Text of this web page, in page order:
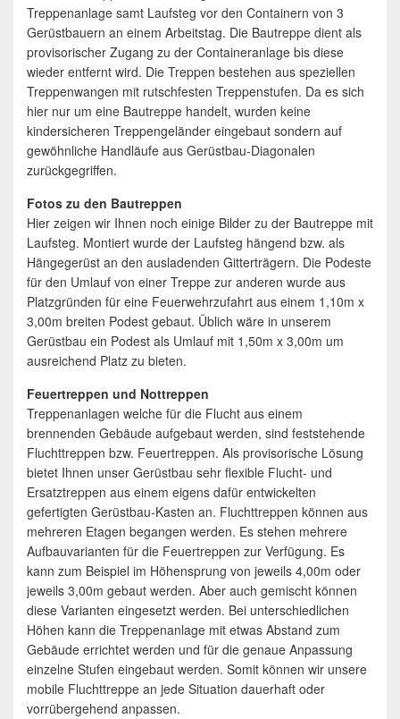
Treppenanlage samt Laufsteg vor den Containern von 3
Gerüstbauern an einem Arbeitstag. Die Bautreppe dient als
provisorischer Zugang zu der Containeranlage bis diese
wieder entfernt wird. Die Treppen bestehen aus speziellen
Treppenwangen mit rutschfesten Treppenstufen. Da es sich
hier nur um eine Bautreppe handelt, wurden keine
kindersicheren Treppengeländer eingebaut sondern auf
gewöhnliche Handläufe aus Gerüstbau-Diagonalen
zurückgegriffen.
Fotos zu den Bautreppen
Hier zeigen wir Ihnen noch einige Bilder zu der Bautreppe mit
Laufsteg. Montiert wurde der Laufsteg hängend bzw. als
Hängegerüst an den ausladenden Gitterträgern. Die Podeste
für den Umlauf von einer Treppe zur anderen wurde aus
Platzgründen für eine Feuerwehrzufahrt aus einem 1,10m x
3,00m breiten Podest gebaut. Üblich wäre in unserem
Gerüstbau ein Podest als Umlauf mit 1,50m x 3,00m um
ausreichend Platz zu bieten.
Feuertreppen und Nottreppen
Treppenanlagen welche für die Flucht aus einem
brennenden Gebäude aufgebaut werden, sind feststehende
Fluchttreppen bzw. Feuertreppen. Als provisorische Lösung
bietet Ihnen unser Gerüstbau sehr flexible Flucht- und
Ersatztreppen aus einem eigens dafür entwickelten
gefertigten Gerüstbau-Kasten an. Fluchttreppen können aus
mehreren Etagen begangen werden. Es stehen mehrere
Aufbauvarianten für die Feuertreppen zur Verfügung. Es
kann zum Beispiel im Höhensprung von jeweils 4,00m oder
jeweils 3,00m gebaut werden. Aber auch gemischt können
diese Varianten eingesetzt werden. Bei unterschiedlichen
Höhen kann die Treppenanlage mit etwas Abstand zum
Gebäude errichtet werden und für die genaue Anpassung
einzelne Stufen eingebaut werden. Somit können wir unsere
mobile Fluchttreppe an jede Situation dauerhaft oder
vorrübergehend anpassen.